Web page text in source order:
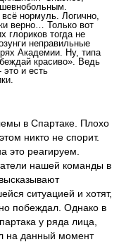
нормуль. Логично,
верно… Только вот
глориков тогда не
неправильные
Академии. Ну, типа
красиво». Ведь
это и есть
в Спартаке. Плохо
никто не спорит.
это реагируем.
нашей команды в
ситуацией и хотят,
побеждал. Однако в
у ряда лица,
на данный момент